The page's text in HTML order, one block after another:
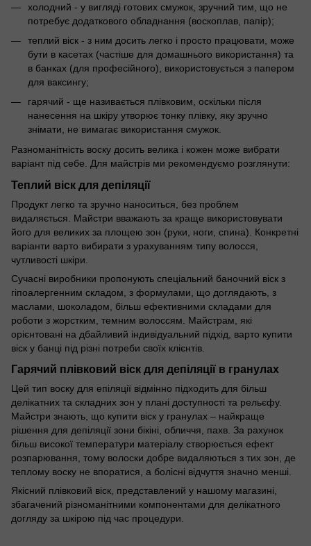
холодний - у вигляді готових смужок, зручний тим, що не
потребує додаткового обладнання (воскоплав, папір);
теплий віск - з ним досить легко і просто працювати, може
бути в касетах (частіше для домашнього використання) та
в банках (для професійного), використовується з папером
для ваксингу;
гарячий - ще називається плівковим, оскільки після
нанесення на шкіру утворює тонку плівку, яку зручно
знімати, не вимагає використання смужок.
Разноманітність воску досить велика і кожен може вибрати
варіант під себе. Для майстрів ми рекомендуємо розглянути:
Теплий віск для депіляції
Продукт легко та зручно наноситься, без проблем
видаляється. Майстри вважають за краще використовувати
його для великих за площею зон (руки, ноги, спина). Конкретні
варіанти варто вибирати з урахуванням типу волосся,
чутливості шкіри.
Сучасні виробники пропонують спеціальний баночний віск з
гіпоалергенним складом, з формулами, що доглядають, з
маслами, шоколадом, більш ефективними складами для
роботи з жорстким, темним волоссям. Майстрам, які
орієнтовані на дбайливий індивідуальний підхід, варто купити
віск у банці під різні потреби своїх клієнтів.
Гарячий плівковий віск для депіляції в гранулах
Цей тип воску для епіляції відмінно підходить для більш
делікатних та складних зон у плані доступності та рельєфу.
Майстри знають, що купити віск у гранулах – найкраще
рішення для депіляції зони бікіні, обличчя, пахв. За рахунок
більш високої температури матеріалу створюється ефект
розпарювання, тому волоски добре видаляються з тих зон, де
теплому воску не впоратися, а болісні відчуття значно менші.
Якісний плівковий віск, представлений у нашому магазині,
збагачений різноманітними компонентами для делікатного
догляду за шкірою під час процедури.